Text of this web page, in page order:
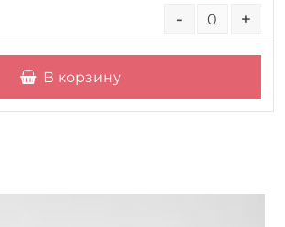
- +
В корзину